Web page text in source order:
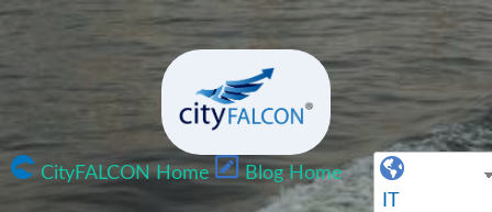
CityFALCON Home
Blog Home
IT